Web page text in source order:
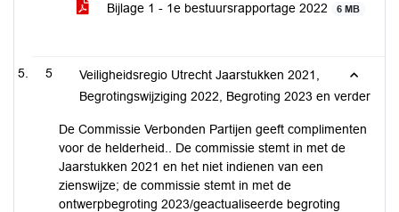
Bijlage 1 - 1e bestuursrapportage 2022 6 MB
5
Veiligheidsregio Utrecht Jaarstukken 2021,
Begrotingswijziging 2022, Begroting 2023 en verder
De Commissie Verbonden Partijen geeft complimenten
voor de helderheid.. De commissie stemt in met de
Jaarstukken 2021 en het niet indienen van een
zienswijze; de commissie stemt in met de
ontwerpbegroting 2023/geactualiseerde begroting